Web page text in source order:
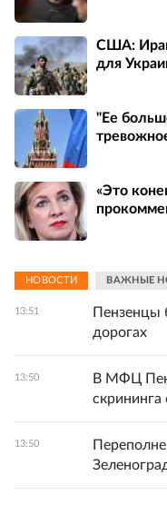
США:
для
"Ее
«Это
НОВОСТИ ВАЖНЫЕ
13:51
Пензенцы
дорогах
13:50
В МФЦ
скрининга
13:50